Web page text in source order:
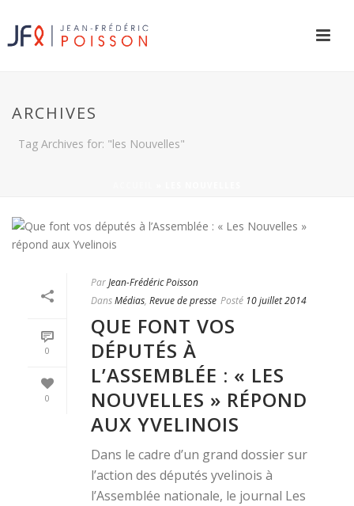
ARCHIVES
Tag Archives for: "les Nouvelles"
0
0
ParJean-Frédéric Poisson
DansMédias, Revue de presse Posté 10 juillet 2014
QUE FONT VOS
DÉPUTÉS À
L’ASSEMBLÉE : « LES
NOUVELLES » RÉPOND
AUX YVELINOIS
Dans le cadre d’un grand dossier sur
l’action des députés yvelinois à
l’Assemblée nationale, le journal Les